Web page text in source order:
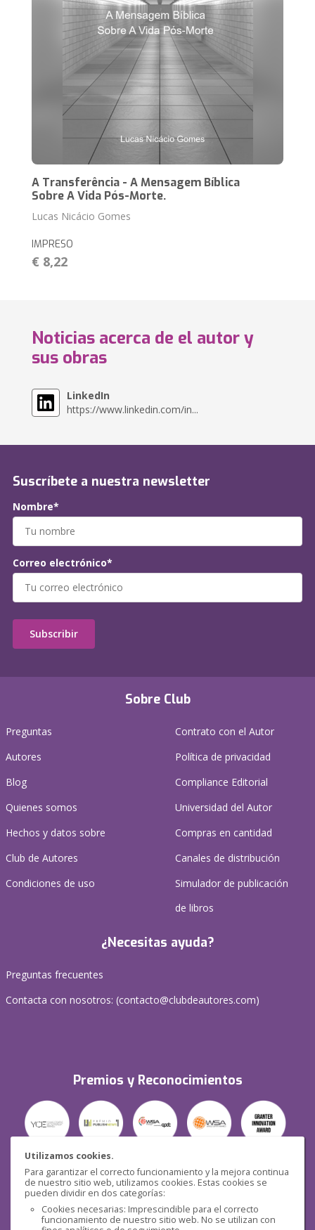
Utilizamos cookies.
Para garantizar el correcto funcionamiento y la mejora continua
de nuestro sitio web, utilizamos cookies. Estas cookies se
pueden dividir en dos categorías:
Cookies necesarias: Imprescindible para el correcto
funcionamiento de nuestro sitio web. No se utilizan con
A Transferência - A Mensagem Bíblica
Sobre A Vida Pós-Morte.
Lucas Nicácio Gomes
IMPRESO
€ 8,22
Noticias acerca de el autor y
sus obras
LinkedIn
https://www.linkedin.com/in...
Sobre Club
Preguntas
Autores
Blog
Quienes somos
Hechos y datos sobre
Club de Autores
Condiciones de uso
Contrato con el Autor
Política de privacidad
Compliance Editorial
Universidad del Autor
Compras en cantidad
Canales de distribución
Simulador de publicación
de libros
¿Necesitas ayuda?
Preguntas frecuentes
Contacta con nosotros: (contacto@clubdeautores.com)
Premios y Reconocimientos
Seguridad
Suscríbete a nuestra newsletter
Nombre*
Correo electrónico*
Subscribir